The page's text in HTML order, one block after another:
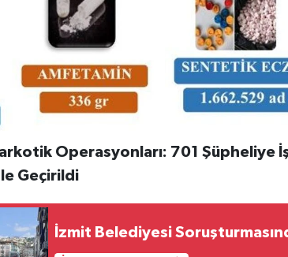
Operasyonları: 701 Şüpheliye
Geçirildi
İzmit Belediyesi